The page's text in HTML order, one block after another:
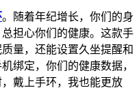
。随着年纪增长，你们的身
担心你们的健康。这款手
量，还能设置久坐提醒和
绑定，你们的健康数据，
戴上手环，我也能更放